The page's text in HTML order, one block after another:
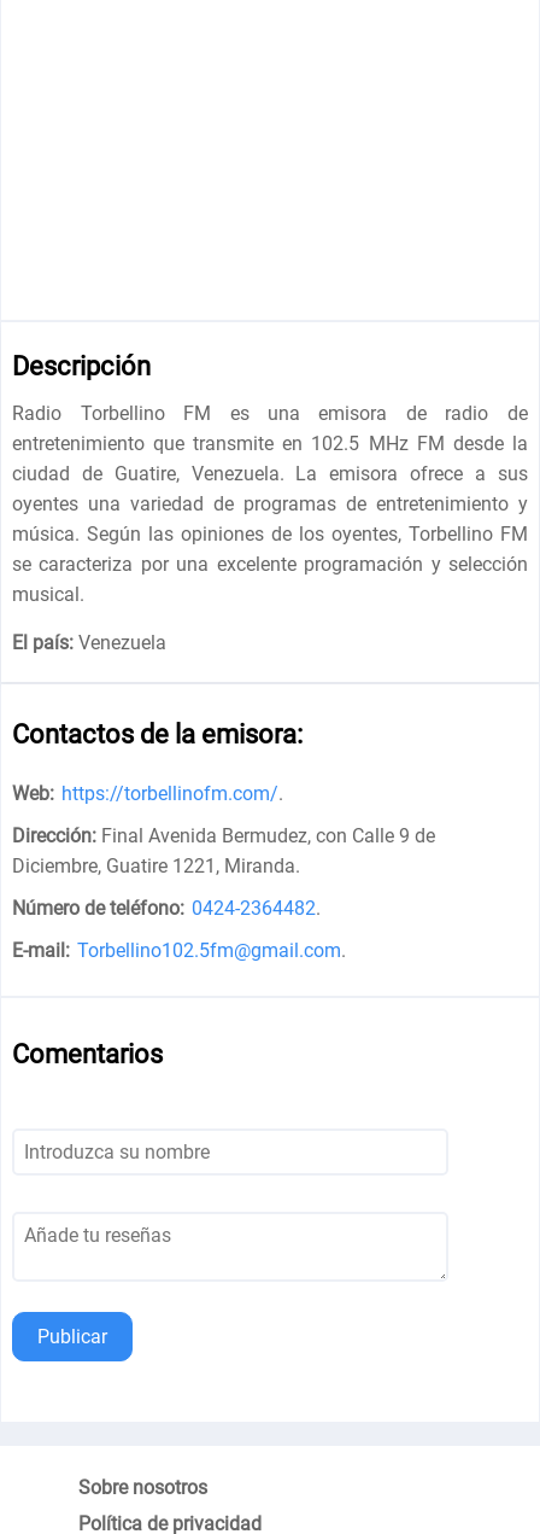
Descripción
Radio Torbellino FM es una emisora ​​de radio de
entretenimiento que transmite en 102.5 MHz FM desde la
ciudad de Guatire, Venezuela. La emisora ​​ofrece a sus
oyentes una variedad de programas de entretenimiento y
música. Según las opiniones de los oyentes, Torbellino FM
se caracteriza por una excelente programación y selección
musical. ​
El país: Venezuela
Contactos de la emisora:
Web: https://torbellinofm.com/.
Dirección: Final Avenida Bermudez, con Calle 9 de
Diciembre, Guatire 1221, Miranda.
Número de teléfono: 0424-2364482.
E-mail: Torbellino102.5fm@gmail.com.
Comentarios
Publicar
Sobre nosotros
Política de privacidad